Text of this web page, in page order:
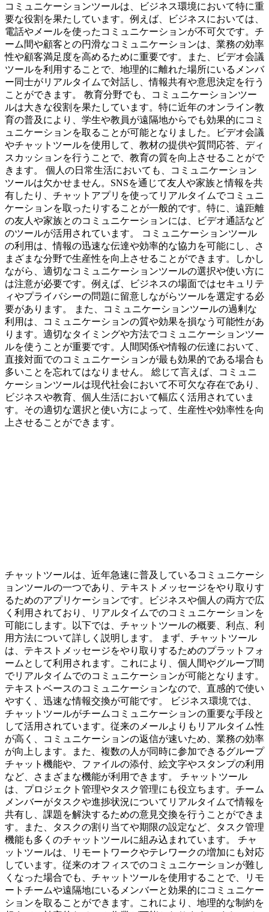
コミュニケーションツールは、ビジネス環境において特に重
要な役割を果たしています。例えば、ビジネスにおいては、
電話やメールを使ったコミュニケーションが不可欠です。チ
ーム間や顧客との円滑なコミュニケーションは、業務の効率
性や顧客満足度を高めるために重要です。また、ビデオ会議
ツールを利用することで、地理的に離れた場所にいるメンバ
ー同士がリアルタイムで対話し、情報共有や意思決定を行う
ことができます。 教育分野でも、コミュニケーションツー
ルは大きな役割を果たしています。特に近年のオンライン教
育の普及により、学生や教員が遠隔地からでも効果的にコミ
ュニケーションを取ることが可能となりました。ビデオ会議
やチャットツールを使用して、教材の提供や質問応答、ディ
スカッションを行うことで、教育の質を向上させることがで
きます。 個人の日常生活においても、コミュニケーション
ツールは欠かせません。SNSを通じて友人や家族と情報を共
有したり、チャットアプリを使ってリアルタイムでコミュニ
ケーションを取ったりすることが一般的です。特に、遠距離
の友人や家族とのコミュニケーションには、ビデオ通話など
のツールが活用されています。 コミュニケーションツール
の利用は、情報の迅速な伝達や効率的な協力を可能にし、さ
まざまな分野で生産性を向上させることができます。しかし
ながら、適切なコミュニケーションツールの選択や使い方に
は注意が必要です。例えば、ビジネスの場面ではセキュリテ
ィやプライバシーの問題に留意しながらツールを選定する必
要があります。 また、コミュニケーションツールの過剰な
利用は、コミュニケーションの質や効果を損なう可能性があ
ります。適切なタイミングや方法でコミュニケーションツー
ルを使うことが重要です。人間関係や情報の伝達において、
直接対面でのコミュニケーションが最も効果的である場合も
多いことを忘れてはなりません。 総じて言えば、コミュニ
ケーションツールは現代社会において不可欠な存在であり、
ビジネスや教育、個人生活において幅広く活用されていま
す。その適切な選択と使い方によって、生産性や効率性を向
上させることができます。
チャットツールは、近年急速に普及しているコミュニケーシ
ョンツールの一つであり、テキストメッセージをやり取りす
るためのアプリケーションです。ビジネスや個人の両方で広
く利用されており、リアルタイムでのコミュニケーションを
可能にします。以下では、チャットツールの概要、利点、利
用方法について詳しく説明します。 まず、チャットツール
は、テキストメッセージをやり取りするためのプラットフォ
ームとして利用されます。これにより、個人間やグループ間
でリアルタイムでのコミュニケーションが可能となります。
テキストベースのコミュニケーションなので、直感的で使い
やすく、迅速な情報交換が可能です。 ビジネス環境では、
チャットツールがチームコミュニケーションの重要な手段と
して活用されています。従来のメールよりもリアルタイム性
が高く、コミュニケーションの返信が速いため、業務の効率
が向上します。また、複数の人が同時に参加できるグループ
チャット機能や、ファイルの添付、絵文字やスタンプの利用
など、さまざまな機能が利用できます。 チャットツール
は、プロジェクト管理やタスク管理にも役立ちます。チーム
メンバーがタスクや進捗状況についてリアルタイムで情報を
共有し、課題を解決するための意見交換を行うことができま
す。また、タスクの割り当てや期限の設定など、タスク管理
機能も多くのチャットツールに組み込まれています。 チャ
ットツールは、リモートワークやテレワークの増加にも対応
しています。従来のオフィスでのコミュニケーションが難し
くなった場合でも、チャットツールを使用することで、リモ
ートチームや遠隔地にいるメンバーと効果的にコミュニケー
ションを取ることができます。これにより、地理的な制約を